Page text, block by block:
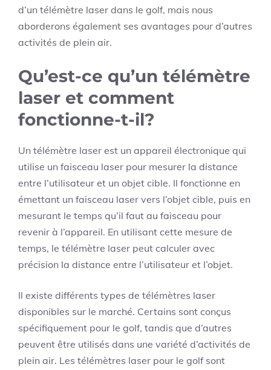
d’un télémètre laser dans le golf, mais nous
aborderons également ses avantages pour d’autres
activités de plein air.
Qu’est-ce qu’un télémètre
laser et comment
fonctionne-t-il?
Un télémètre laser est un appareil électronique qui
utilise un faisceau laser pour mesurer la distance
entre l’utilisateur et un objet cible. Il fonctionne en
émettant un faisceau laser vers l’objet cible, puis en
mesurant le temps qu’il faut au faisceau pour
revenir à l’appareil. En utilisant cette mesure de
temps, le télémètre laser peut calculer avec
précision la distance entre l’utilisateur et l’objet.
Il existe différents types de télémètres laser
disponibles sur le marché. Certains sont conçus
spécifiquement pour le golf, tandis que d’autres
peuvent être utilisés dans une variété d’activités de
plein air. Les télémètres laser pour le golf sont